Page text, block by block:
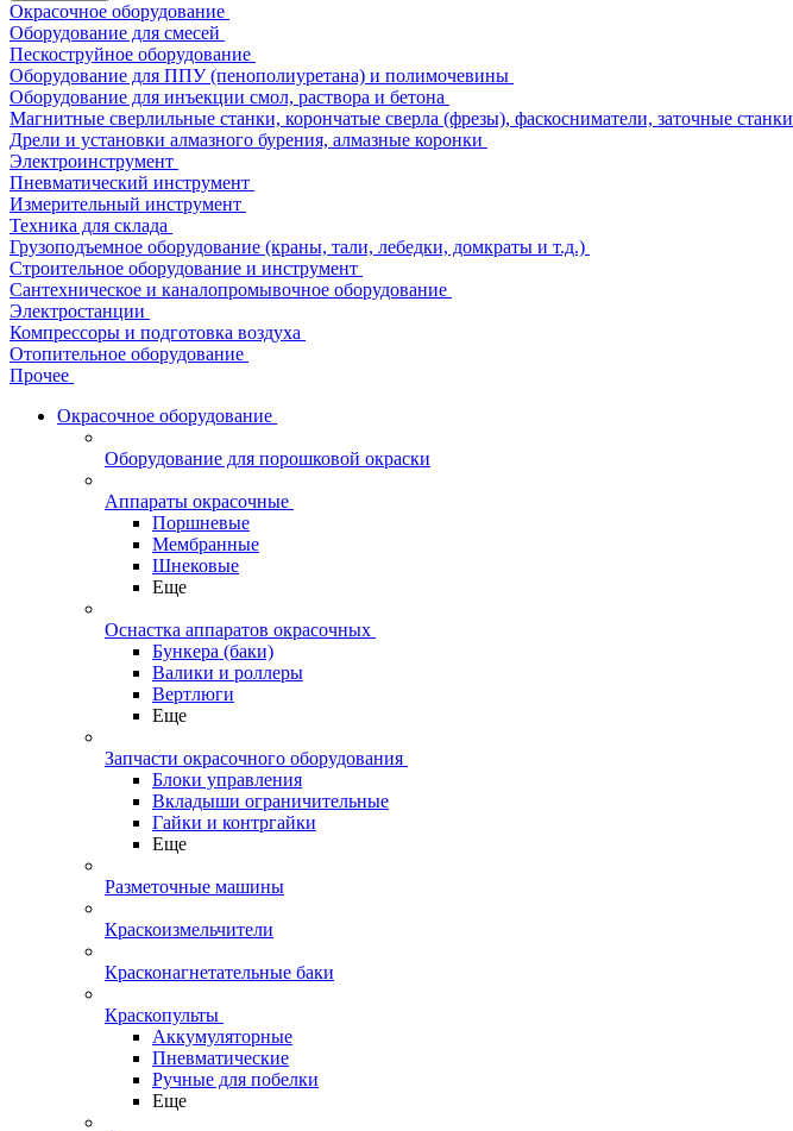
Окрасочное оборудование
Оборудование для смесей
Пескоструйное оборудование
Оборудование для ППУ (пенополиуретана) и полимочевины
Оборудование для инъекции смол, раствора и бетона
Магнитные сверлильные станки, корончатые сверла (фрезы), фаскосниматели, заточные станки
Дрели и установки алмазного бурения, алмазные коронки
Электроинструмент
Пневматический инструмент
Измерительный инструмент
Техника для склада
Грузоподъемное оборудование (краны, тали, лебедки, домкраты и т.д.)
Строительное оборудование и инструмент
Сантехническое и каналопромывочное оборудование
Электростанции
Компрессоры и подготовка воздуха
Отопительное оборудование
Прочее
Окрасочное оборудование
Оборудование для порошковой окраски
Аппараты окрасочные
Поршневые
Мембранные
Шнековые
Еще
Оснастка аппаратов окрасочных
Бункера (баки)
Валики и роллеры
Вертлюги
Еще
Запчасти окрасочного оборудования
Блоки управления
Вкладыши ограничительные
Гайки и контргайки
Еще
Разметочные машины
Краскоизмельчители
Красконагнетательные баки
Краскопульты
Аккумуляторные
Пневматические
Ручные для побелки
Еще